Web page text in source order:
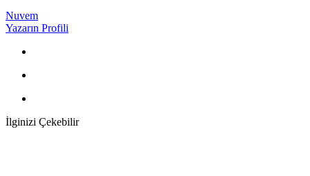
Nuvem
Yazarın Profili
İlginizi Çekebilir